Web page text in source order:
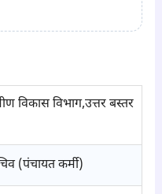
विकास विभाग,उत्तर बस्तर
(पंचायत कर्मी)